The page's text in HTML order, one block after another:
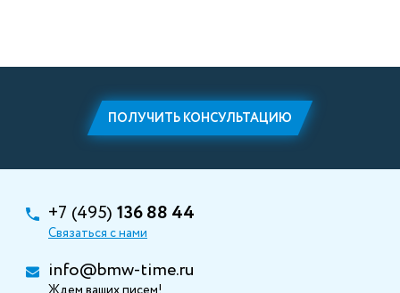
ПОЛУЧИТЬ КОНСУЛЬТАЦИЮ
+7 (495) 136 88 44
Связаться с нами
info@bmw-time.ru